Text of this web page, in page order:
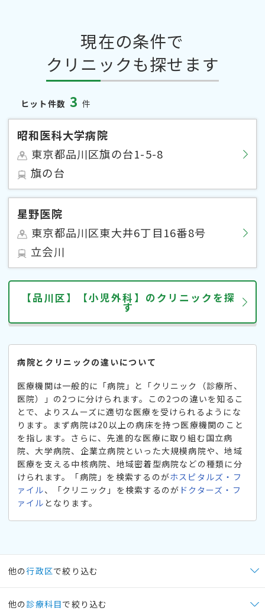
現在の条件で
クリニックも探せます
ヒット件数 3 件
昭和医科大学病院
東京都品川区旗の台1-5-8
旗の台
星野医院
東京都品川区東大井6丁目16番8号
立会川
【品川区】【小児外科】のクリニックを探
す
病院とクリニックの違いについて
医療機関は一般的に「病院」と「クリニック（診療所、
医院）」の2つに分けられます。この2つの違いを知るこ
とで、よりスムーズに適切な医療を受けられるようにな
ります。まず病院は20以上の病床を持つ医療機関のこと
を指します。さらに、先進的な医療に取り組む国立病
院、大学病院、企業立病院といった大規模病院や、地域
医療を支える中核病院、地域密着型病院などの種類に分
けられます。「病院」を検索するのがホスピタルズ・フ
ァイル、「クリニック」を検索するのが ドクターズ・フ
ァイル となります。
他の行政区で絞り込む
他の 診療科目で絞り込む